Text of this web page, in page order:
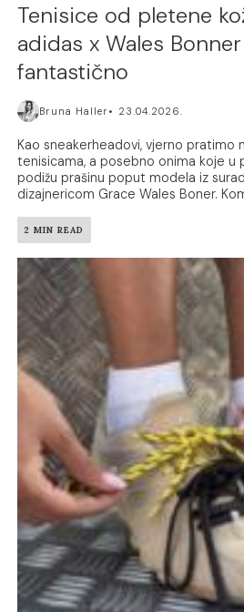
Tenisice od pletene
adidas x Wales
fantastično
Bruna Haller 23.04.2026.
Kao sneakerheadovi, vjerno pratimo
tenisicama, a posebno onima koje u
podižu prašinu poput modela iz
dizajnericom Grace Wales Boner.
2 MIN READ